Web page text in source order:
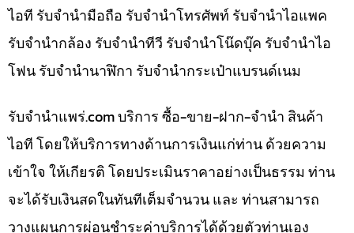
ไอที รับจำนำมือถือ รับจำนำโทรศัพท์ รับจำนำไอแพค
รับจำนำกล้อง รับจำนำทีวี รับจำนำโน๊ดบุ๊ค รับจำนำไอ
โฟน รับจำนำนาฬิกา รับจำนำกระเป๋าแบรนด์เนม
รับจํานําแพร่.com บริการ ซื้อ-ขาย-ฝาก-จำนำ สินค้า
ไอที โดยให้บริการทางด้านการเงินแก่ท่าน ด้วยความ
เข้าใจ ให้เกียรติ โดยประเมินราคาอย่างเป็นธรรม ท่าน
จะได้รับเงินสดในทันทีเต็มจำนวน และ ท่านสามารถ
วางแผนการผ่อนชำระค่าบริการได้ด้วยตัวท่านเอง